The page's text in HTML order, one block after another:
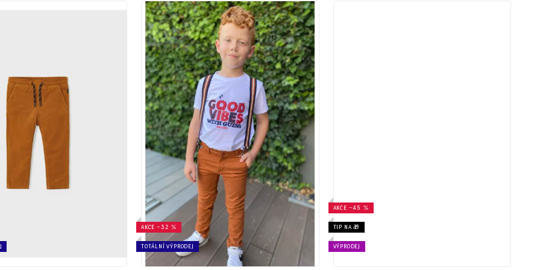
AKCE –32 %
TOTÁLNÍ VÝPRODEJ
AKCE –45 %
TIP NA 🎁
VÝPRODEJ